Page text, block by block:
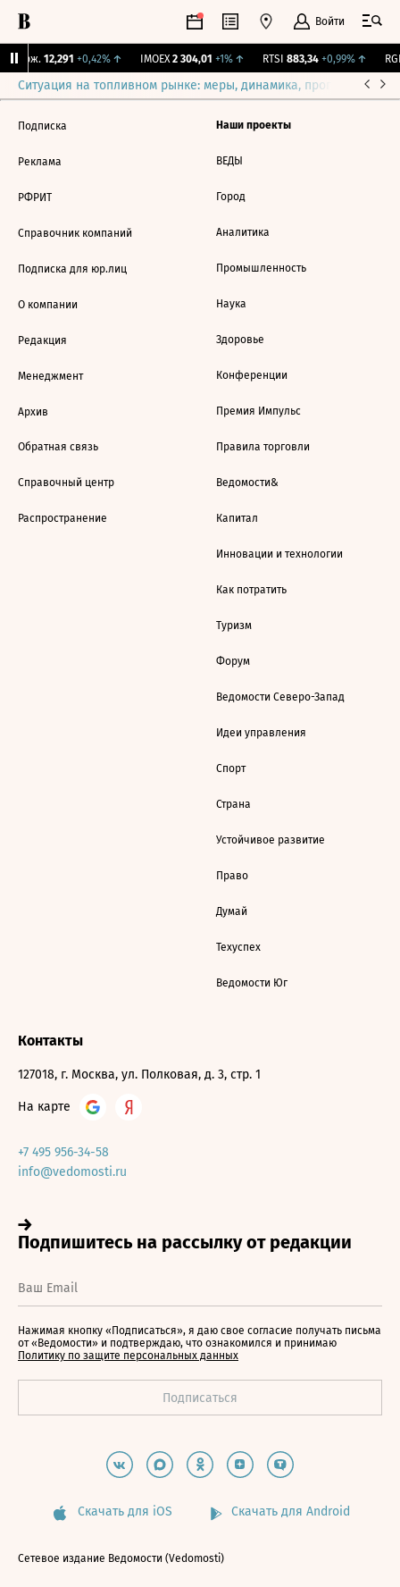
Войти
Бирж. 12,291 +0,42%↑ IMOEX 2 304,01 +1%↑ RTSI 883,34 +0,99%↑
Ситуация на топливном рынке: меры, динамика, прогнозы
Подписка
Реклама
РФРИТ
Справочник компаний
Подписка для юр.лиц
О компании
Редакция
Менеджмент
Архив
Обратная связь
Справочный центр
Распространение
Наши проекты
ВЕДЫ
Город
Аналитика
Промышленность
Наука
Здоровье
Конференции
Премия Импульс
Правила торговли
Ведомости&
Капитал
Инновации и технологии
Как потратить
Туризм
Форум
Ведомости Северо-Запад
Идеи управления
Спорт
Страна
Устойчивое развитие
Право
Думай
Техуспех
Ведомости Юг
Контакты
127018, г. Москва, ул. Полковая, д. 3, стр. 1
На карте
+7 495 956-34-58
info@vedomosti.ru
Нажимая кнопку «Подписаться», я даю свое согласие получать письма
от «Ведомости» и подтверждаю, что ознакомился и принимаю
Политику по защите персональных данных
Скачать для iOS Скачать для Android
Сетевое издание Ведомости (Vedomosti)